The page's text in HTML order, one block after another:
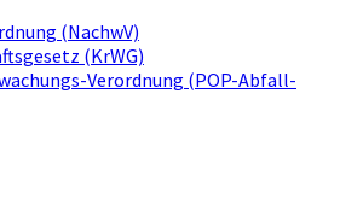
(NachwV)
(KrWG)
Verordnung (POP-Abfall-